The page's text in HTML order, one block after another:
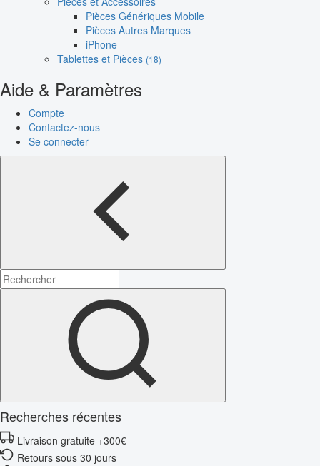
Pièces Génériques Mobile
Pièces Autres Marques
iPhone
Tablettes et Pièces (18)
Aide & Paramètres
Compte
Contactez-nous
Se connecter
Recherches récentes
Livraison gratuite +300€
Retours sous 30 jours